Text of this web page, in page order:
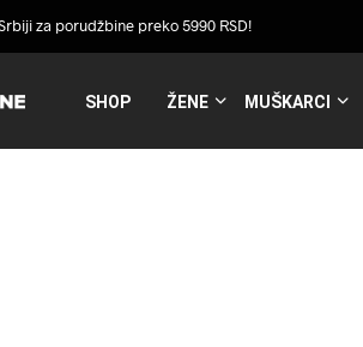
za porudžbine preko 5990 RSD!
SHOP ŽENE MUŠKARCI